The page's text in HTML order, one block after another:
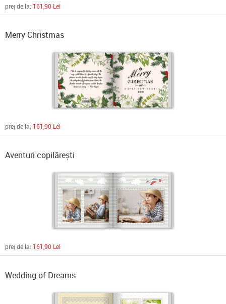
preț de la: 161,90 Lei
Merry Christmas
preț de la: 161,90 Lei
Aventuri copilărești
preț de la: 161,90 Lei
Wedding of Dreams